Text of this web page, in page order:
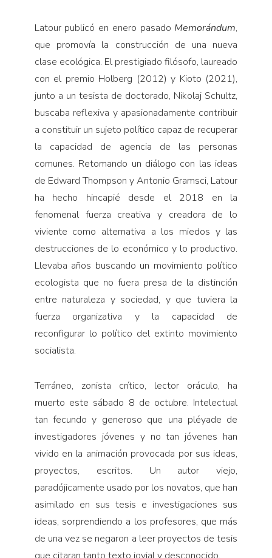
Latour publicó en enero pasado Memorándum,
que promovía la construcción de una nueva
clase ecológica. El prestigiado filósofo, laureado
con el premio Holberg (2012) y Kioto (2021),
junto a un tesista de doctorado, Nikolaj Schultz,
buscaba reflexiva y apasionadamente contribuir
a constituir un sujeto político capaz de recuperar
la capacidad de agencia de las personas
comunes. Retomando un diálogo con las ideas
de Edward Thompson y Antonio Gramsci, Latour
ha hecho hincapié desde el 2018 en la
fenomenal fuerza creativa y creadora de lo
viviente como alternativa a los miedos y las
destrucciones de lo económico y lo productivo.
Llevaba años buscando un movimiento político
ecologista que no fuera presa de la distinción
entre naturaleza y sociedad, y que tuviera la
fuerza organizativa y la capacidad de
reconfigurar lo político del extinto movimiento
socialista.
Terráneo, zonista crítico, lector oráculo, ha
muerto este sábado 8 de octubre. Intelectual
tan fecundo y generoso que una pléyade de
investigadores jóvenes y no tan jóvenes han
vivido en la animación provocada por sus ideas,
proyectos, escritos. Un autor viejo,
paradójicamente usado por los novatos, que han
asimilado en sus tesis e investigaciones sus
ideas, sorprendiendo a los profesores, que más
de una vez se negaron a leer proyectos de tesis
que citaran tanto texto jovial y desconocido.